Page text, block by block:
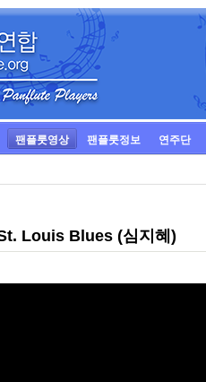
팬플룻영상 팬플룻정보 연주단
Louis Blues (심지혜)